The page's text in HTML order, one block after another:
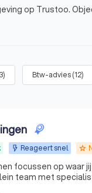
op Trustoo.
) Btw-advies(12)
Reageert snel grade
focussen op waar
team met